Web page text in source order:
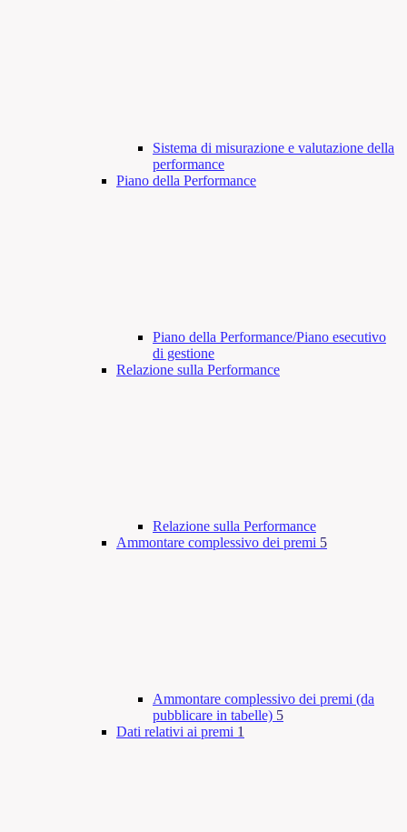
Sistema di misurazione e valutazione della
performance
Piano della Performance
Piano della Performance/Piano esecutivo
di gestione
Relazione sulla Performance
Relazione sulla Performance
Ammontare complessivo dei premi 5
Ammontare complessivo dei premi (da
pubblicare in tabelle) 5
Dati relativi ai premi 1